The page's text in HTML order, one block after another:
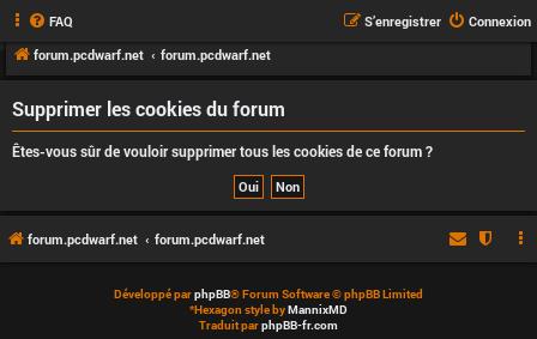
FAQ Connexion
S’enregistrer
forum.pcdwarf.net
forum.pcdwarf.net
Supprimer les cookies du forum
Êtes-vous sûr de vouloir supprimer tous les cookies de ce forum ?
forum.pcdwarf.net forum.pcdwarf.net
Développé parphpBB® Forum Software © phpBB Limited
*Hexagon style byMannixMD
Traduit parphpBB-fr.com